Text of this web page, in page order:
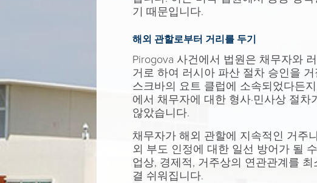
기 때문입니다.
해외 관할로부터 거리를 두기
Pirogova 사건에서 법원은 채무자와
거로 하여 러시아 파산 절차 승인을
스크바의 요트 클럽에 소속되었다든
에서 채무자에 대한 형사·민사상 절
않았습니다.
채무자가 해외 관할에 지속적인 거주
외 부도 인정에 대한 일선 방어가 될
업상, 경제적, 거주상의 연관관계를
결 쉬워집니다.